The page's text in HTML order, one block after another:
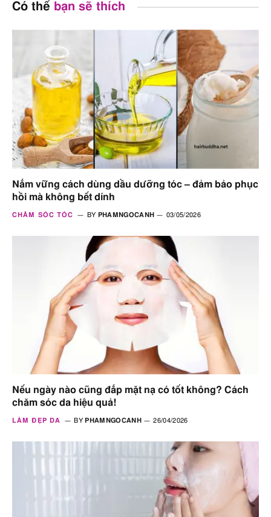
Có thể bạn sẽ thích
Nắm vững cách dùng dầu dưỡng tóc – đảm bảo phục
hồi mà không bết dính
CHĂM SÓC TÓC BY PHAMNGOCANH 03/05/2026
Nếu ngày nào cũng đắp mặt nạ có tốt không? Cách
chăm sóc da hiệu quả!
LÀM ĐẸP DA BY PHAMNGOCANH 26/04/2026